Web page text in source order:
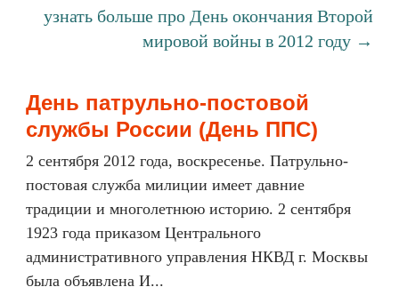
узнать больше про День окончания Второй
мировой войны в 2012 году →
День патрульно-постовой
службы России (День ППС)
2 сентября 2012 года, воскресенье. Патрульно-
постовая служба милиции имеет давние
традиции и многолетнюю историю. 2 сентября
1923 года приказом Центрального
административного управления НКВД г. Москвы
была объявлена И...